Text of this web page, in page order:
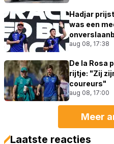
Hadjar
was een
aug 08, 17:38
De la Rosa
rijtje: "Zij
coureurs"
aug 08, 17:00
Meer
Laatste reacties